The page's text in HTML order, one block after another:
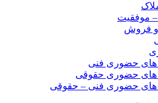
– موفقیت
و فروش
حضوری فنی
حضوری حقوقی
حضوری فنی – حقوقی